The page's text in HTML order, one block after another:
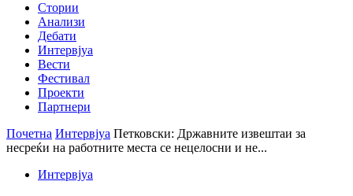
Стории
Анализи
Дебати
Интервјуа
Вести
Фестивал
Проекти
Партнери
Почетна Интервјуа Петковски: Државните извештаи за
несреќи на работните места се нецелосни и не...
Интервјуа